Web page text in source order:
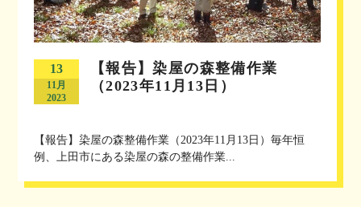
13
11月
2023
【報告】染屋の森整備作業
（2023年11月13日）
【報告】染屋の森整備作業（2023年11月13日）毎年恒
例、上田市にある染屋の森の整備作業...